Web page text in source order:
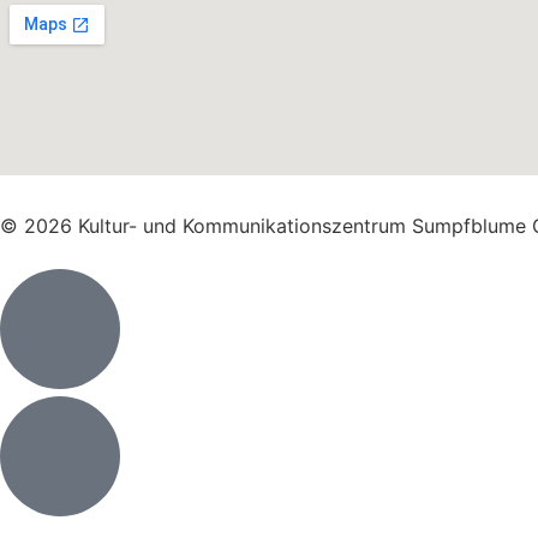
© 2026 Kultur- und Kommunikationszentrum Sumpfblume